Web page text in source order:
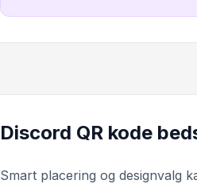
Discord QR kode
Smart placering og designvalg